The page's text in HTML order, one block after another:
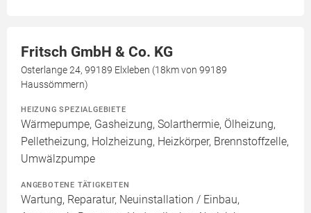
Fritsch GmbH & Co. KG
Osterlange 24, 99189 Elxleben (18km von 99189
Haussömmern)
HEIZUNG SPEZIALGEBIETE
Wärmepumpe, Gasheizung, Solarthermie, Ölheizung,
Pelletheizung, Holzheizung, Heizkörper, Brennstoffzelle,
Umwälzpumpe
ANGEBOTENE TÄTIGKEITEN
Wartung, Reparatur, Neuinstallation / Einbau,